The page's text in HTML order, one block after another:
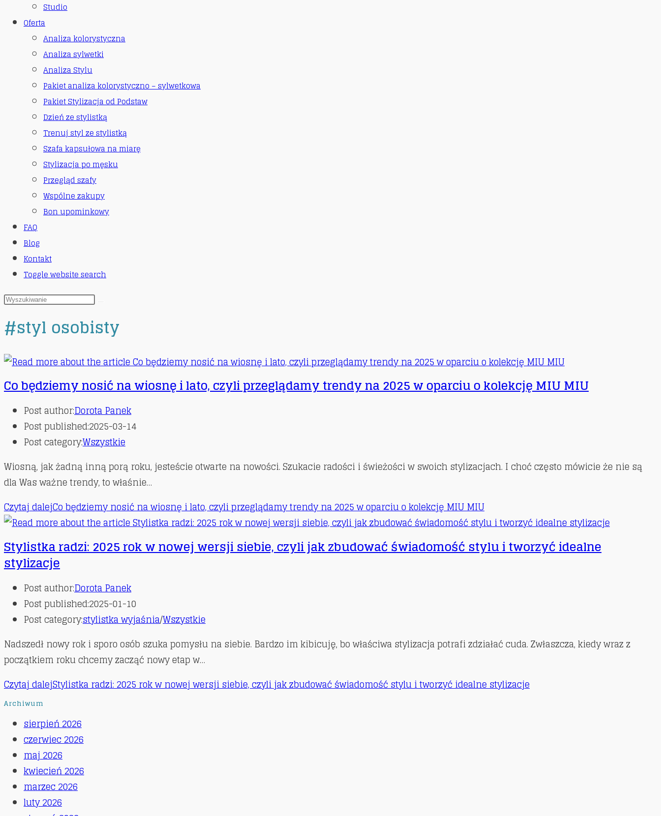
Studio
Oferta
Analiza kolorystyczna
Analiza sylwetki
Analiza Stylu
Pakiet analiza kolorystyczno – sylwetkowa
Pakiet Stylizacja od Podstaw
Dzień ze stylistką
Trenuj styl ze stylistką
Szafa kapsułowa na miarę
Stylizacja po męsku
Przegląd szafy
Wspólne zakupy
Bon upominkowy
FAQ
Blog
Kontakt
Toggle website search
#styl osobisty
Co będziemy nosić na wiosnę i lato, czyli przeglądamy trendy na 2025 w oparciu o kolekcję MIU MIU
Post author:Dorota Panek
Post published:2025-03-14
Post category:Wszystkie
Wiosną, jak żadną inną porą roku, jesteście otwarte na nowości. Szukacie radości i świeżości w swoich stylizacjach. I choć często mówicie że nie są
dla Was ważne trendy, to właśnie…
Czytaj dalejCo będziemy nosić na wiosnę i lato, czyli przeglądamy trendy na 2025 w oparciu o kolekcję MIU MIU
Stylistka radzi: 2025 rok w nowej wersji siebie, czyli jak zbudować świadomość stylu i tworzyć idealne
stylizacje
Post author:Dorota Panek
Post published:2025-01-10
Post category:stylistka wyjaśnia/Wszystkie
Nadszedł nowy rok i sporo osób szuka pomysłu na siebie. Bardzo im kibicuję, bo właściwa stylizacja potrafi zdziałać cuda. Zwłaszcza, kiedy wraz z
początkiem roku chcemy zacząć nowy etap w…
Czytaj dalejStylistka radzi: 2025 rok w nowej wersji siebie, czyli jak zbudować świadomość stylu i tworzyć idealne stylizacje
Archiwum
sierpień 2026
czerwiec 2026
maj 2026
kwiecień 2026
marzec 2026
luty 2026